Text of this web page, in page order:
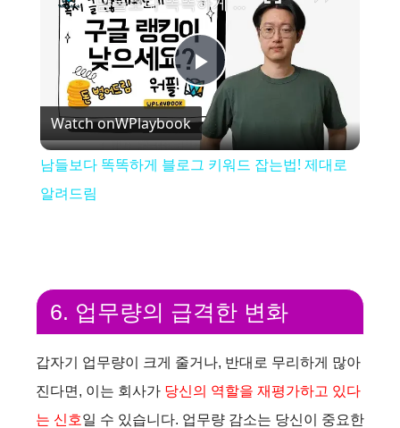
P
l
V
i
d
Watch onWPlaybook
남들보다 똑똑하게 블로그 키워드 잡는법! 제대로
알려드림
6. 업무량의 급격한 변화
갑자기 업무량이 크게 줄거나, 반대로 무리하게 많아
진다면, 이는 회사가 당신의 역할을 재평가하고 있다
는 신호일 수 있습니다. 업무량 감소는 당신이 중요한